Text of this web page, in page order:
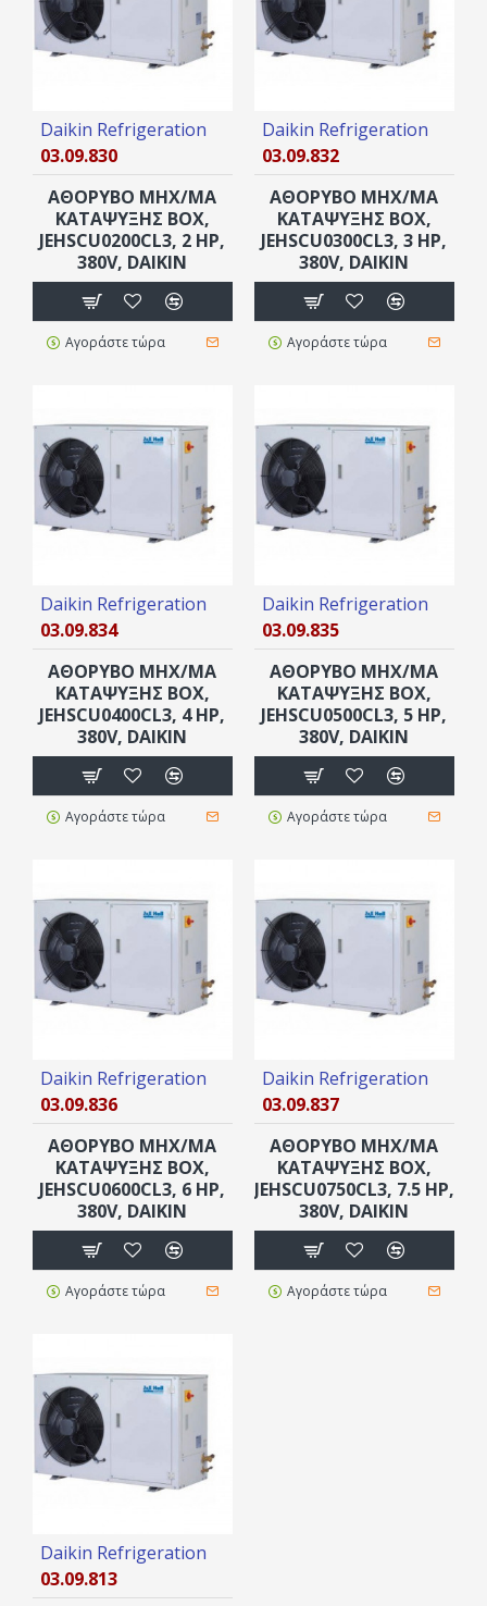
Daikin Refrigeration
03.09.830
ΑΘΟΡΥΒΟ ΜΗΧ/ΜΑ
ΚΑΤΑΨΥΞΗΣ ΒOX,
JEHSCU0200CL3, 2 HP,
380V, DAIKIN
Αγοράστε τώρα
Daikin Refrigeration
03.09.832
ΑΘΟΡΥΒΟ ΜΗΧ/ΜΑ
ΚΑΤΑΨΥΞΗΣ ΒOX,
JEHSCU0300CL3, 3 HP,
380V, DAIKIN
Αγοράστε τώρα
Daikin Refrigeration
03.09.834
ΑΘΟΡΥΒΟ ΜΗΧ/ΜΑ
ΚΑΤΑΨΥΞΗΣ ΒOX,
JEHSCU0400CL3, 4 HP,
380V, DAIKIN
Αγοράστε τώρα
Daikin Refrigeration
03.09.835
ΑΘΟΡΥΒΟ ΜΗΧ/ΜΑ
ΚΑΤΑΨΥΞΗΣ ΒOX,
JEHSCU0500CL3, 5 HP,
380V, DAIKIN
Αγοράστε τώρα
Daikin Refrigeration
03.09.836
ΑΘΟΡΥΒΟ ΜΗΧ/ΜΑ
ΚΑΤΑΨΥΞΗΣ ΒOX,
JEHSCU0600CL3, 6 HP,
380V, DAIKIN
Αγοράστε τώρα
Daikin Refrigeration
03.09.837
ΑΘΟΡΥΒΟ ΜΗΧ/ΜΑ
ΚΑΤΑΨΥΞΗΣ ΒOX,
JEHSCU0750CL3, 7.5 HP,
380V, DAIKIN
Αγοράστε τώρα
Daikin Refrigeration
03.09.813